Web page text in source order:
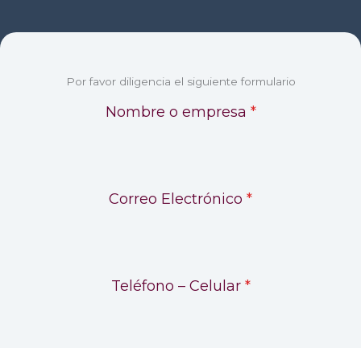
Por favor diligencia el siguiente formulario
Nombre o empresa *
Correo Electrónico *
Teléfono – Celular *